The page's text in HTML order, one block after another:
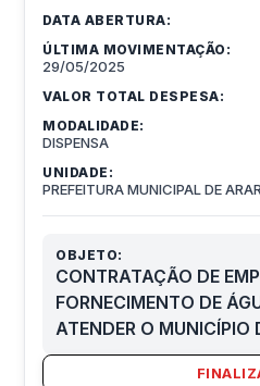
DATA ABERTURA:
ÚLTIMA MOVIMENTAÇÃO:
29/05/2025
VALOR TOTAL DESPESA:
MODALIDADE:
DISPENSA
UNIDADE:
PREFEITURA MUNICIPAL DE
OBJETO:
CONTRATAÇÃO DE
FORNECIMENTO DE
ATENDER O MUNICÍPIO